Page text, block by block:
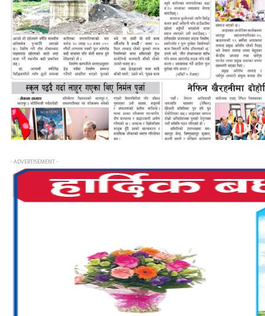
- ADVERTISEMENT -